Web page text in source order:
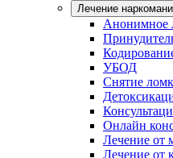
Лечение
Анонимное
УБОД
Снятие
Онлайн
Лечение от
Лечение от